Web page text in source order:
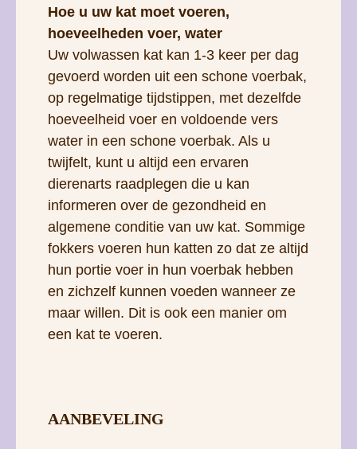
Hoe u uw kat moet voeren,
hoeveelheden voer, water
Uw volwassen kat kan 1-3 keer per dag
gevoerd worden uit een schone voerbak,
op regelmatige tijdstippen, met dezelfde
hoeveelheid voer en voldoende vers
water in een schone voerbak. Als u
twijfelt, kunt u altijd een ervaren
dierenarts raadplegen die u kan
informeren over de gezondheid en
algemene conditie van uw kat. Sommige
fokkers voeren hun katten zo dat ze altijd
hun portie voer in hun voerbak hebben
en zichzelf kunnen voeden wanneer ze
maar willen. Dit is ook een manier om
een ​​kat te voeren.
AANBEVELING